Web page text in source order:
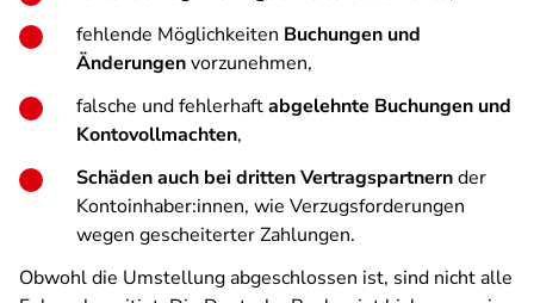
fehlende Möglichkeiten Buchungen und
Änderungenvorzunehmen,
falsche und fehlerhaftabgelehnte Buchungen und
Kontovollmachten,
Schäden auch bei dritten Vertragspartnernder
Kontoinhaber:innen, wie Verzugsforderungen
wegen gescheiterter Zahlungen.
Obwohl die Umstellung abgeschlossen ist, sind nicht alle